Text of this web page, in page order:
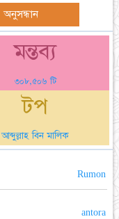
মন্তব্য
৩০৮,৫০৬ টি
টপ
আব্দুল্লাহ বিন মালিক
Rumon
antora